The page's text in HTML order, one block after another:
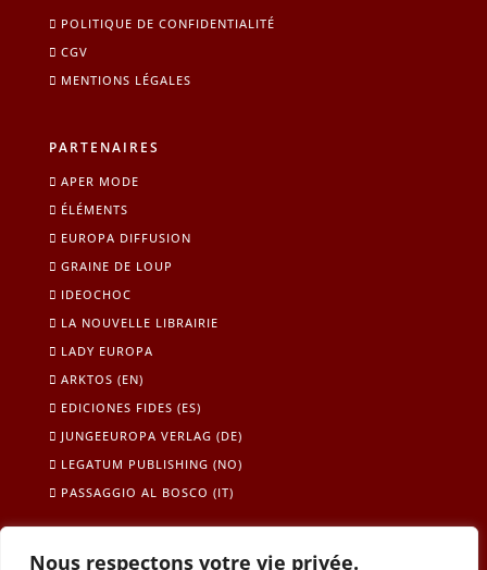
Nous respectons votre vie privée.
POLITIQUE DE CONFIDENTIALITÉ
CGV
MENTIONS LÉGALES
PARTENAIRES
APER MODE
ÉLÉMENTS
EUROPA DIFFUSION
GRAINE DE LOUP
IDEOCHOC
LA NOUVELLE LIBRAIRIE
LADY EUROPA
ARKTOS (EN)
EDICIONES FIDES (ES)
JUNGEEUROPA VERLAG (DE)
LEGATUM PUBLISHING (NO)
PASSAGGIO AL BOSCO (IT)